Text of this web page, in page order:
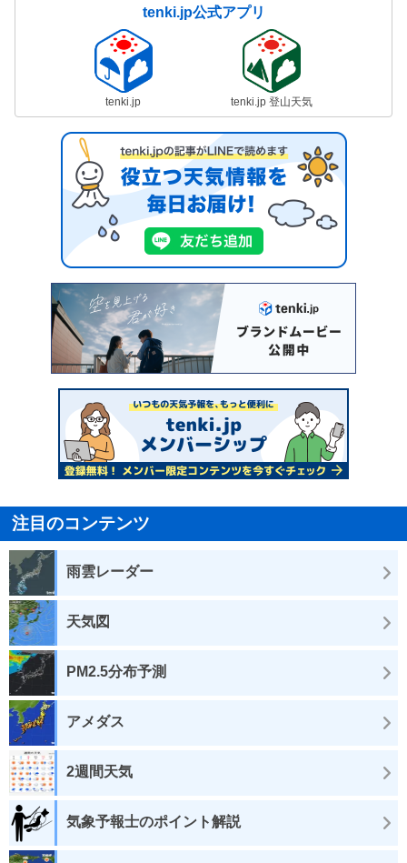
tenki.jp公式アプリ
tenki.jp tenki.jp 登山天気
注目のコンテンツ
雨雲レーダー
天気図
PM2.5分布予測
アメダス
2週間天気
気象予報士のポイント解説